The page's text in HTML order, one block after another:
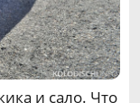
и сало. Что